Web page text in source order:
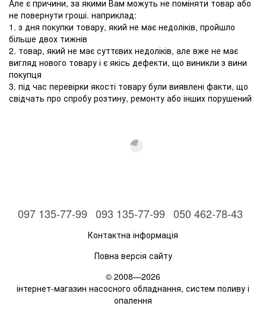
Але є причини, за якими Вам можуть не поміняти товар або
не повернути гроші. наприклад:
1. з дня покупки товару, який не має недоліків, пройшло
більше двох тижнів
2. товар, який не має суттєвих недоліків, але вже не має
вигляд нового товару і є якісь дефекти, що виникли з вини
покупця
3. під час перевірки якості товару були виявлені факти, що
свідчать про спробу розтину, ремонту або інших порушений
097 135-77-99 093 135-77-99 050 462-78-43
Контактна інформація
Повна версія сайту
© 2008—2026
інтернет-магазин насосного обладнання, систем поливу і
опалення